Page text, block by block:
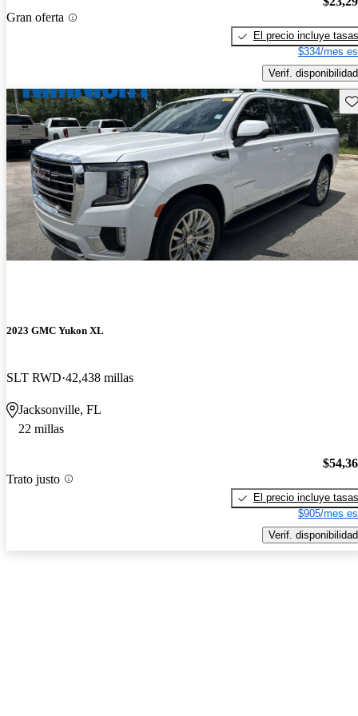
Gran oferta
El precio incluye tasas
$334/mes
Verif. disponibilidad
2023 GMC Yukon XL
SLT RWD 42,438 millas
Jacksonville, FL
22 millas
Trato justo
El precio incluye tasas
$905/mes
Verif. disponibilidad